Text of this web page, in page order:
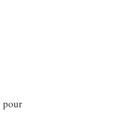
pour